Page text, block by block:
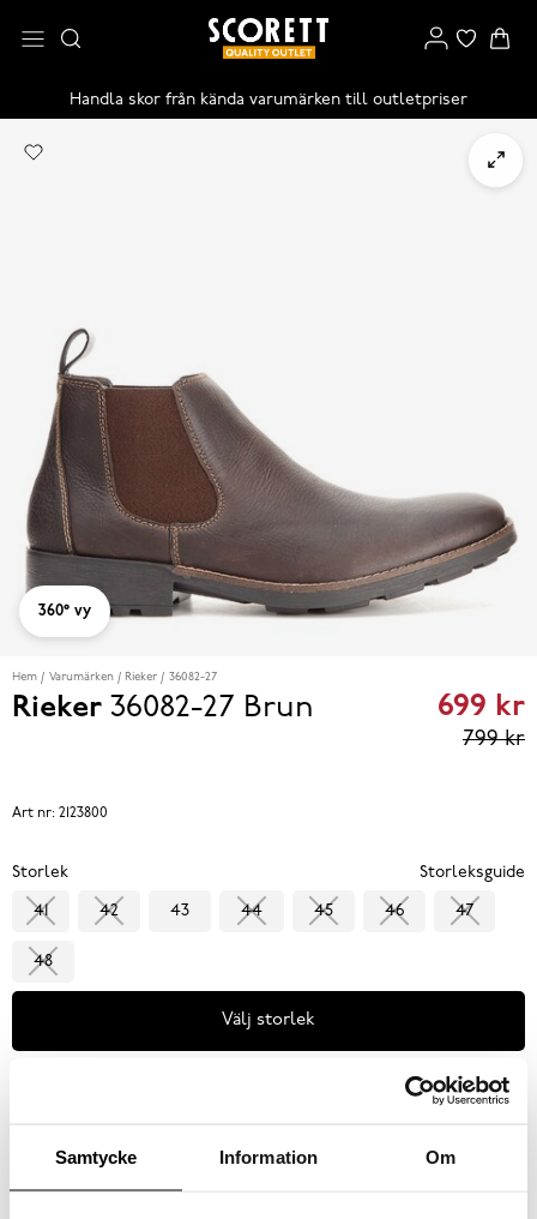
Samtycke Information Om
Handla skor från kända varumärken till outletpriser
360° vy
Hem Varumärken Rieker 36082-27
Rieker 36082-27 Brun
Current
price
699 kr
799 kr
Art nr: 2123800
Storlek Storleksguide
41 42 43 44 45 46 47
48
Välj storlek